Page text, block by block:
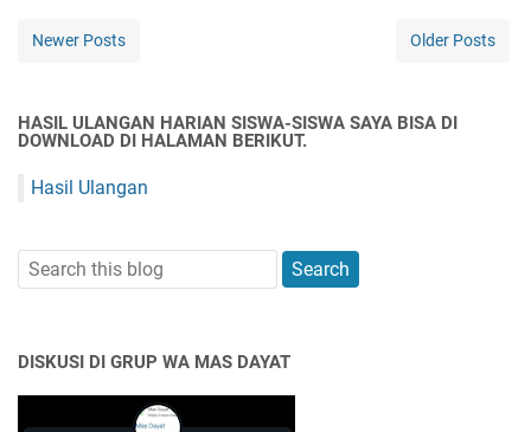
Newer Posts Older Posts
HASIL ULANGAN HARIAN SISWA-SISWA SAYA BISA DI
DOWNLOAD DI HALAMAN BERIKUT.
Hasil Ulangan
DISKUSI DI GRUP WA MAS DAYAT